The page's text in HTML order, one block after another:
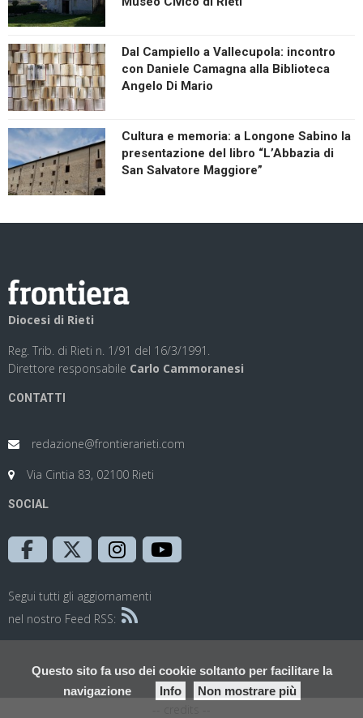
Questo sito fa uso dei cookie soltanto per facilitare la
navigazione
Info Non mostrare più
Dal Campiello a Vallecupola: incontro
con Daniele Camagna alla Biblioteca
Angelo Di Mario
Cultura e memoria: a Longone Sabino la
presentazione del libro “L’Abbazia di
San Salvatore Maggiore”
Diocesi di Rieti
Reg. Trib. di Rieti n. 1/91 del 16/3/1991.
Direttore responsabile Carlo Cammoranesi
CONTATTI
redazione@frontierarieti.com
Via Cintia 83, 02100 Rieti
SOCIAL
Segui tutti gli aggiornamenti
nel nostro Feed RSS: